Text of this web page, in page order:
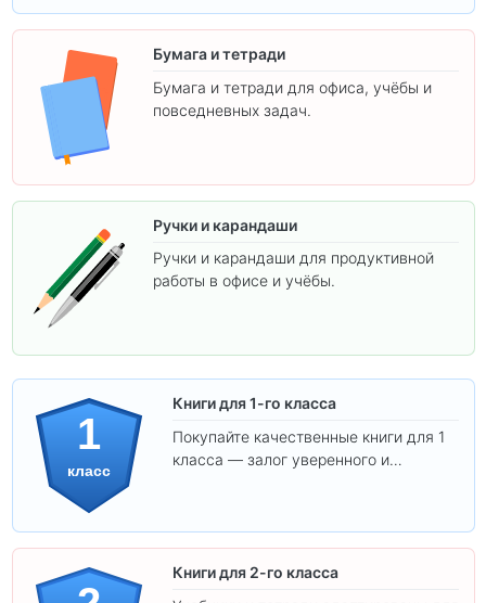
Бумага и тетради
Бумага и тетради для офиса, учёбы и
повседневных задач.
Ручки и карандаши
Ручки и карандаши для продуктивной
работы в офисе и учёбы.
1
класс
Книги для 1-го класса
Покупайте качественные книги для 1
класса — залог уверенного и
Книги для 2-го класса